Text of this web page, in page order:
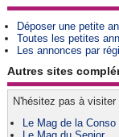
Déposer une petite
Toutes les petites
Les annonces par
Autres sites
N'hésitez pas à
Le Mag de la Conso